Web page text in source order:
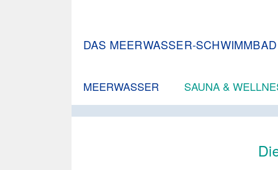
DAS MEERWASSER-SCHWIMMBAD
MEERWASSER SAUNA &